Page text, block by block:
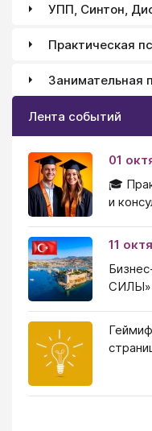
УПП, Синтон,
Практическая
Занимательная
Лента событий
01
🎓
и
11
СИЛЫ»